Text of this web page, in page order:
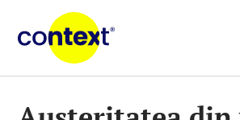
content